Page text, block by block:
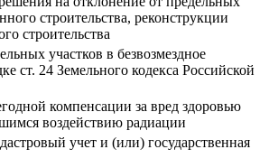
строительства, реконструкции
строительства
участков в безвозмездное
ст. 24 Земельного кодекса Российской
компенсации за вред здоровью
воздействию радиации
учет и (или) государственная